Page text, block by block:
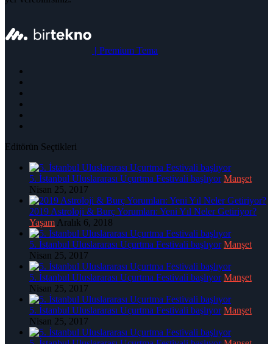
| Premium Tema
Editörün Seçtikleri
5. İstanbul Uluslararası Uçurtma Festivali başlıyor Manşet
Nisan 25, 2017
2019 Astroloji & Burç Yorumları: Yeni Yıl Neler Getiriyor?
Yaşam Aralık 6, 2018
5. İstanbul Uluslararası Uçurtma Festivali başlıyor Manşet
Nisan 25, 2017
5. İstanbul Uluslararası Uçurtma Festivali başlıyor Manşet
Nisan 25, 2017
5. İstanbul Uluslararası Uçurtma Festivali başlıyor Manşet
Nisan 25, 2017